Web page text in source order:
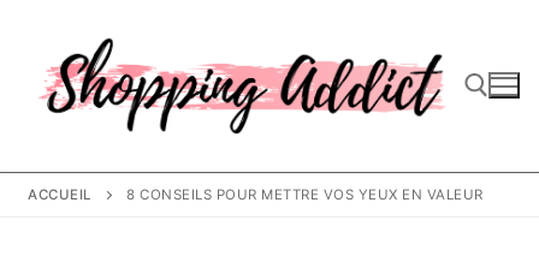
contenu
Rechercher :
ACCUEIL 8 CONSEILS POUR METTRE VOS YEUX EN VALEUR